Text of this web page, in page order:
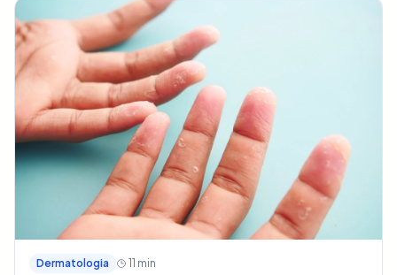
Dermatologia 11 min